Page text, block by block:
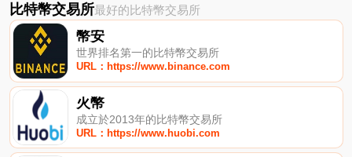
比特幣交易所最好的比特幣交易所
幣安
世界排名第一的比特幣交易所
URL：https://www.binance.com
火幣
成立於2013年的比特幣交易所
URL：https://www.huobi.com